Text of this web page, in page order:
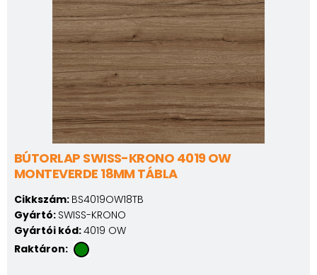
BÚTORLAP SWISS-KRONO 4019 OW
MONTEVERDE 18MM TÁBLA
Cikkszám: BS4019OW18TB
Gyártó: SWISS-KRONO
Gyártói kód:4019 OW
Raktáron: